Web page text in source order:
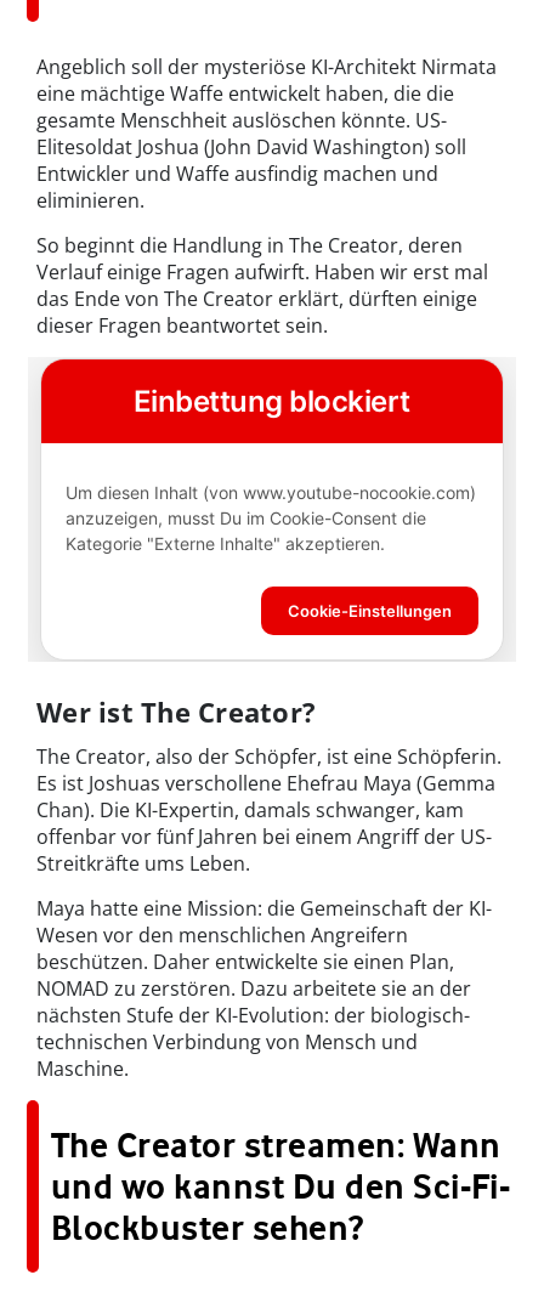
Angeblich soll der mysteriöse KI-Architekt Nirmata
eine mächtige Waffe entwickelt haben, die die
gesamte Menschheit auslöschen könnte. US-
Elitesoldat Joshua (John David Washington) soll
Entwickler und Waffe ausfindig machen und
eliminieren.
So beginnt die Handlung in The Creator, deren
Verlauf einige Fragen aufwirft. Haben wir erst mal
das Ende von The Creator erklärt, dürften einige
dieser Fragen beantwortet sein.
Wer ist The Creator?
The Creator, also der Schöpfer, ist eine Schöpferin.
Es ist Joshuas verschollene Ehefrau Maya (Gemma
Chan). Die KI-Expertin, damals schwanger, kam
offenbar vor fünf Jahren bei einem Angriff der US-
Streitkräfte ums Leben.
Maya hatte eine Mission: die Gemeinschaft der KI-
Wesen vor den menschlichen Angreifern
beschützen. Daher entwickelte sie einen Plan,
NOMAD zu zerstören. Dazu arbeitete sie an der
nächsten Stufe der KI-Evolution: der biologisch-
technischen Verbindung von Mensch und
Maschine.
The Creator streamen: Wann
und wo kannst Du den Sci-Fi-
Blockbuster sehen?